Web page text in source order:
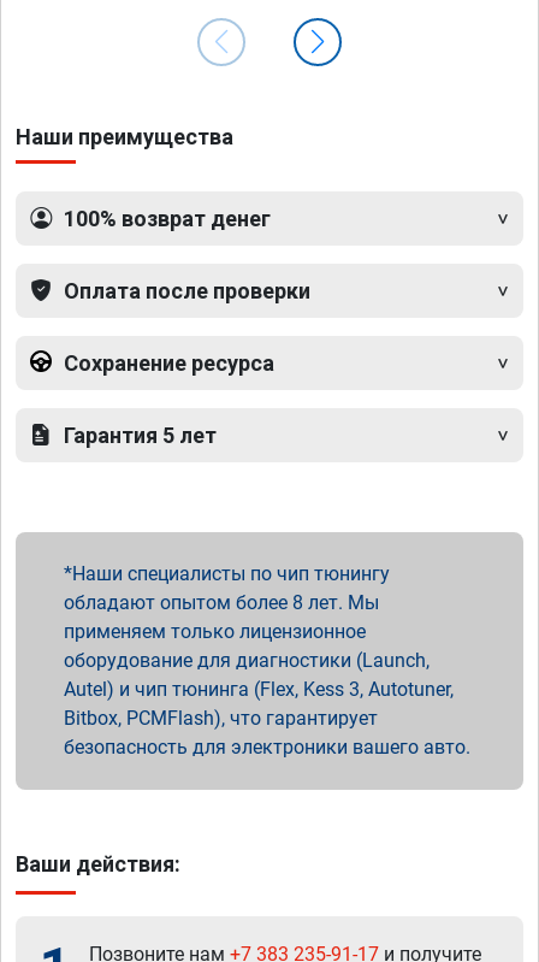
Наши преимущества
100% возврат денег
Оплата после проверки
Сохранение ресурса
Гарантия 5 лет
Наши специалисты по чип тюнингу
обладают опытом более 8 лет. Мы
применяем только лицензионное
оборудование для диагностики (Launch,
Autel) и чип тюнинга (Flex, Kess 3, Autotuner,
Bitbox, PCMFlash), что гарантирует
безопасность для электроники вашего авто.
Ваши действия:
Позвоните нам +7 383 235-91-17 и получите